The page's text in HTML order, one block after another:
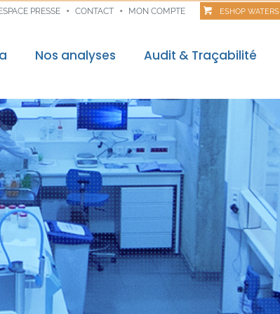
ESPACE PRESSE CONTACT MON COMPTE ESHOP WATERS
Nos analyses Audit & Traçabilité
Audit & Conseil
Traçabilité digitale
Actualités
Veille règlementaire
Bilan règlementaire
Les Matinales
Alertes alimentaires
Webinaires
Food Risk